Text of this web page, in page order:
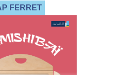
FERRET